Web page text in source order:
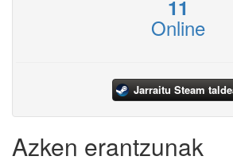
11
Online
Jarraitu Steam
Azken erantzunak